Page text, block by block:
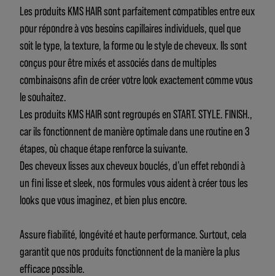
Les produits KMS HAIR sont parfaitement compatibles entre eux
pour répondre à vos besoins capillaires individuels, quel que
soit le type, la texture, la forme ou le style de cheveux. Ils sont
conçus pour être mixés et associés dans de multiples
combinaisons afin de créer votre look exactement comme vous
le souhaitez.
Les produits KMS HAIR sont regroupés en START. STYLE. FINISH.,
car ils fonctionnent de manière optimale dans une routine en 3
étapes, où chaque étape renforce la suivante.
Des cheveux lisses aux cheveux bouclés, d’un effet rebondi à
un fini lisse et sleek, nos formules vous aident à créer tous les
looks que vous imaginez, et bien plus encore.
Assure fiabilité, longévité et haute performance. Surtout, cela
garantit que nos produits fonctionnent de la manière la plus
efficace possible.